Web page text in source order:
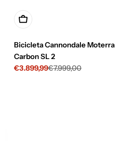
Opciones
Bicicleta Cannondale Moterra
Carbon SL 2
Precio
€3.899,99
Precio
€7.999,00